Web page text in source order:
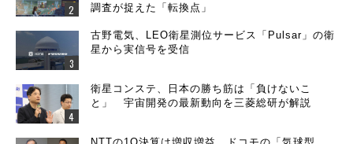
調査が捉えた「転換点」
古野電気、LEO衛星測位サービス「Pulsar」の衛
星から実信号を受信
衛星コンステ、日本の勝ち筋は「負けないこ
と」 宇宙開発の最新動向を三菱総研が解説